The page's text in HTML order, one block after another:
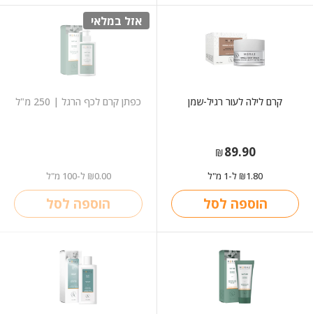
קרם לילה לעור רגיל-שמן
₪89.90
₪1.80 ל-1 מ"ל
הוספה לסל
אזל במלאי
כפתן קרם לכף הרגל | 250 מ"ל
₪0.00 ל-100 מ"ל
הוספה לסל